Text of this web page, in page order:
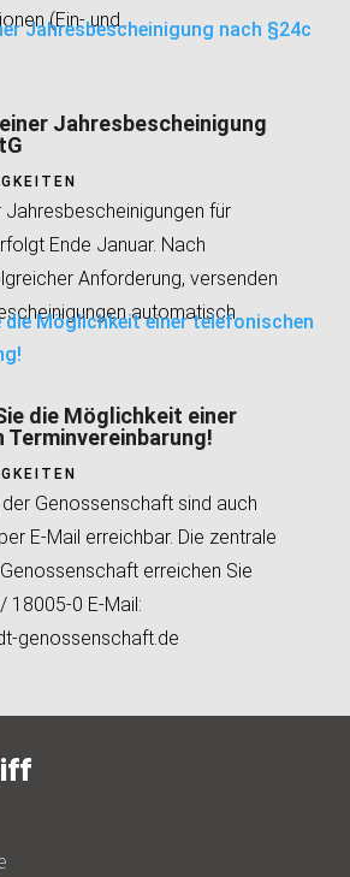
(Ein- und...
Jahresbescheinigung
Jahresbescheinigungen für
Ende Januar. Nach
Anforderung, versenden
automatisch.
die Möglichkeit einer
Genossenschaft sind auch
E-Mail erreichbar. Die zentrale
erreichen Sie
18005-0 E-Mail:
genossenschaft.de